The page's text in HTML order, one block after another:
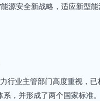
源安全新战略，适应新型
行业主管部门高度重视，
，并形成了两个国家标准